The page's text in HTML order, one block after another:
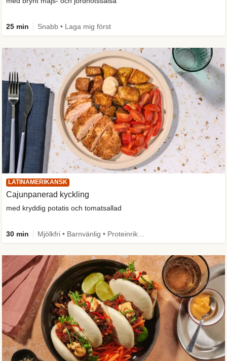
25 min Snabb • Laga mig först
LATINAMERIKANSK
Cajunpanerad kyckling
med kryddig potatis och tomatsallad
30 min